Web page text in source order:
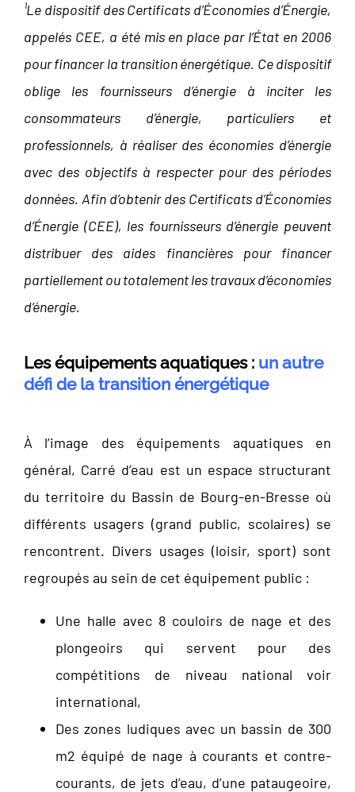
¹Le dispositif des Certificats d’Économies d’Énergie,
appelés CEE, a été mis en place par l’État en 2006
pour financer la transition énergétique. Ce dispositif
oblige les fournisseurs d’énergie à inciter les
consommateurs d’énergie, particuliers et
professionnels, à réaliser des économies d’énergie
avec des objectifs à respecter pour des périodes
données. Afin d’obtenir des Certificats d’Économies
d’Énergie (CEE), les fournisseurs d’énergie peuvent
distribuer des aides financières pour financer
partiellement ou totalement les travaux d’économies
d’énergie.
Les équipements aquatiques :un autre
défi de la transition énergétique
À l’image des équipements aquatiques en
général, Carré d’eau est un espace structurant
du territoire du Bassin de Bourg-en-Bresse où
différents usagers (grand public, scolaires) se
rencontrent. Divers usages (loisir, sport) sont
regroupés au sein de cet équipement public :
Une halle avec 8 couloirs de nage et des
plongeoirs qui servent pour des
compétitions de niveau national voir
international,
Des zones ludiques avec un bassin de 300
m2 équipé de nage à courants et contre-
courants, de jets d’eau, d’une pataugeoire,